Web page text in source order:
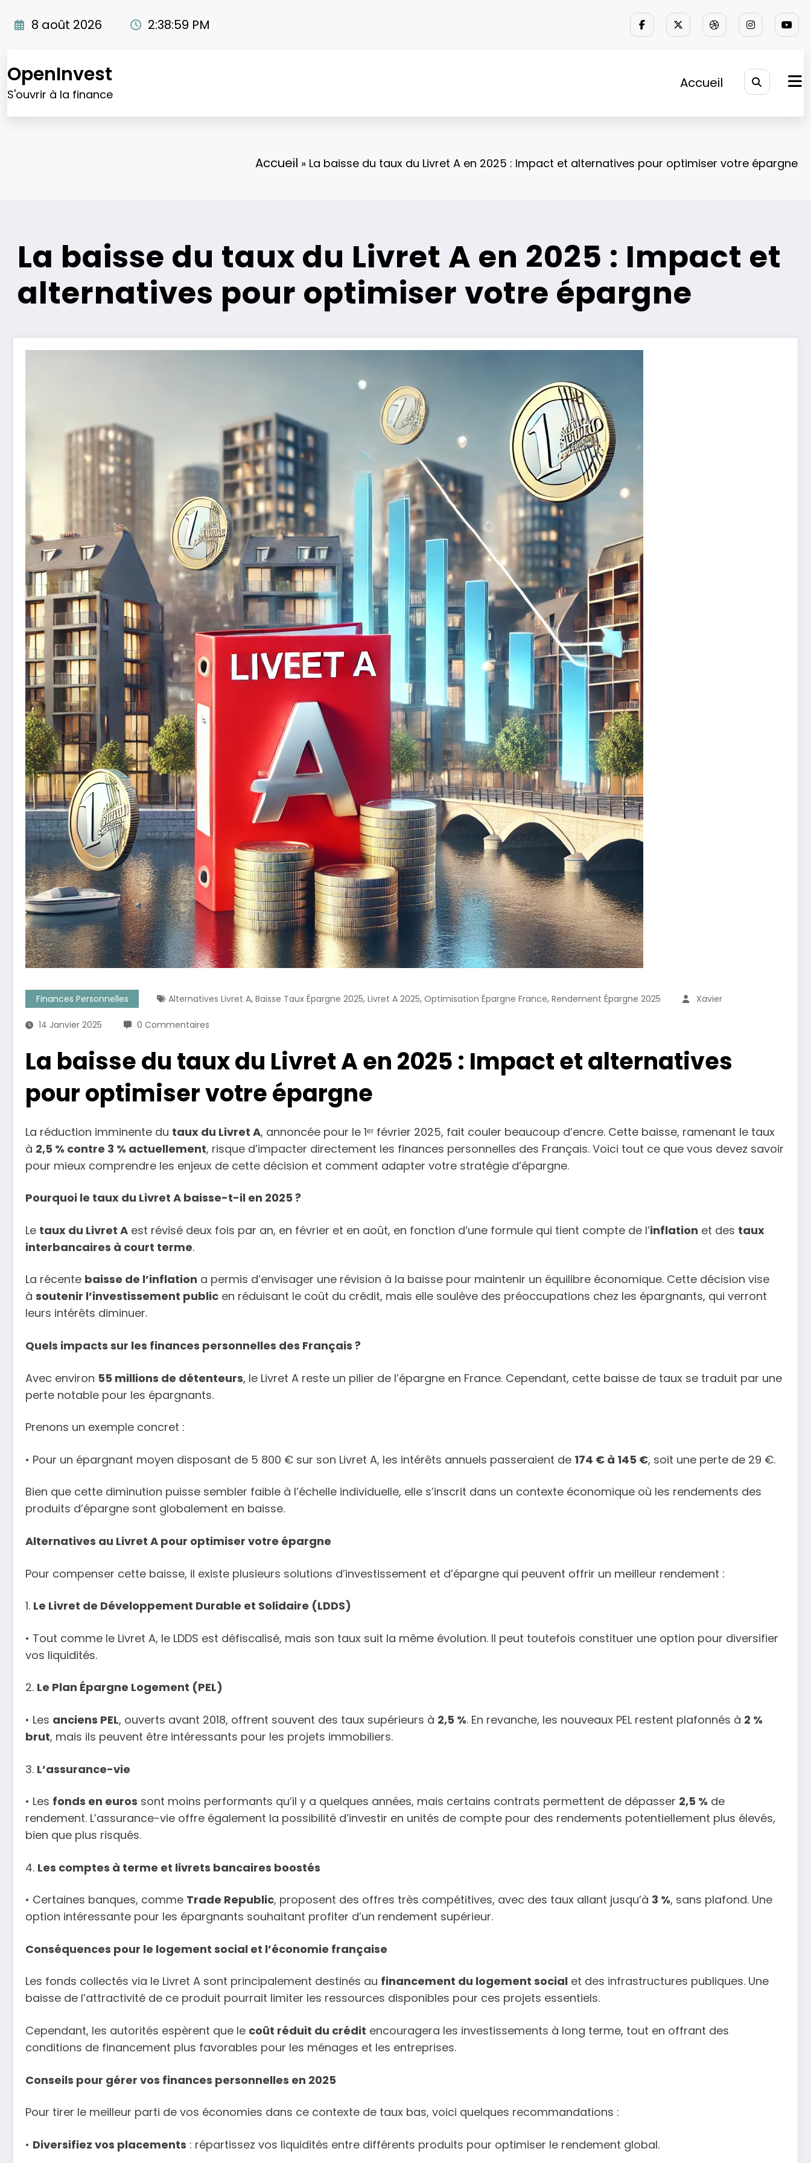
8 août 2026 2:39:00 PM
OpenInvest
S'ouvrir à la finance
Accueil
Accueil » La baisse du taux du Livret A en 2025 : Impact et alternatives pour optimiser votre épargne
La baisse du taux du Livret A en 2025 : Impact et
alternatives pour optimiser votre épargne
Finances Personnelles Alternatives Livret A, Baisse Taux Épargne 2025, Livret A 2025, Optimisation Épargne France, Rendement Épargne 2025 Xavier
14 Janvier 2025 0 Commentaires
La baisse du taux du Livret A en 2025 : Impact et alternatives
pour optimiser votre épargne
La réduction imminente du taux du Livret A, annoncée pour le 1ᵉʳ février 2025, fait couler beaucoup d’encre. Cette baisse, ramenant le taux
à 2,5 % contre 3 % actuellement, risque d’impacter directement les finances personnelles des Français. Voici tout ce que vous devez savoir
pour mieux comprendre les enjeux de cette décision et comment adapter votre stratégie d’épargne.
Pourquoi le taux du Livret A baisse-t-il en 2025 ?
Le taux du Livret A est révisé deux fois par an, en février et en août, en fonction d’une formule qui tient compte de l’inflation et des taux
interbancaires à court terme.
La récente baisse de l’inflation a permis d’envisager une révision à la baisse pour maintenir un équilibre économique. Cette décision vise
à soutenir l’investissement public en réduisant le coût du crédit, mais elle soulève des préoccupations chez les épargnants, qui verront
leurs intérêts diminuer.
Quels impacts sur les finances personnelles des Français ?
Avec environ 55 millions de détenteurs, le Livret A reste un pilier de l’épargne en France. Cependant, cette baisse de taux se traduit par une
perte notable pour les épargnants.
Prenons un exemple concret :
• Pour un épargnant moyen disposant de 5 800 € sur son Livret A, les intérêts annuels passeraient de 174 € à 145 €, soit une perte de 29 €.
Bien que cette diminution puisse sembler faible à l’échelle individuelle, elle s’inscrit dans un contexte économique où les rendements des
produits d’épargne sont globalement en baisse.
Alternatives au Livret A pour optimiser votre épargne
Pour compenser cette baisse, il existe plusieurs solutions d’investissement et d’épargne qui peuvent offrir un meilleur rendement :
1. Le Livret de Développement Durable et Solidaire (LDDS)
• Tout comme le Livret A, le LDDS est défiscalisé, mais son taux suit la même évolution. Il peut toutefois constituer une option pour diversifier
vos liquidités.
2. Le Plan Épargne Logement (PEL)
• Les anciens PEL, ouverts avant 2018, offrent souvent des taux supérieurs à 2,5 %. En revanche, les nouveaux PEL restent plafonnés à 2 %
brut, mais ils peuvent être intéressants pour les projets immobiliers.
3. L’assurance-vie
• Les fonds en euros sont moins performants qu’il y a quelques années, mais certains contrats permettent de dépasser 2,5 % de
rendement. L’assurance-vie offre également la possibilité d’investir en unités de compte pour des rendements potentiellement plus élevés,
bien que plus risqués.
4. Les comptes à terme et livrets bancaires boostés
• Certaines banques, comme Trade Republic, proposent des offres très compétitives, avec des taux allant jusqu’à 3 %, sans plafond. Une
option intéressante pour les épargnants souhaitant profiter d’un rendement supérieur.
Conséquences pour le logement social et l’économie française
Les fonds collectés via le Livret A sont principalement destinés au financement du logement social et des infrastructures publiques. Une
baisse de l’attractivité de ce produit pourrait limiter les ressources disponibles pour ces projets essentiels.
Cependant, les autorités espèrent que le coût réduit du crédit encouragera les investissements à long terme, tout en offrant des
conditions de financement plus favorables pour les ménages et les entreprises.
Conseils pour gérer vos finances personnelles en 2025
Pour tirer le meilleur parti de vos économies dans ce contexte de taux bas, voici quelques recommandations :
• Diversifiez vos placements : répartissez vos liquidités entre différents produits pour optimiser le rendement global.